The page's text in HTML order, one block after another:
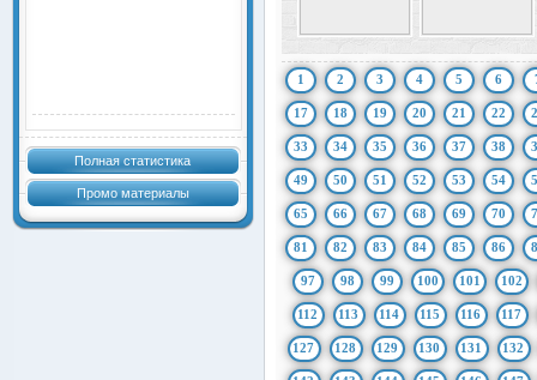
Полная статистика
Промо материалы
1 2 3 4 5 6
17 18 19 20 21 22
33 34 35 36 37 38
49 50 51 52 53 54
65 66 67 68 69 70
81 82 83 84 85 86
97 98 99 100 101 102
112 113 114 115 116 117
127 128 129 130 131 132